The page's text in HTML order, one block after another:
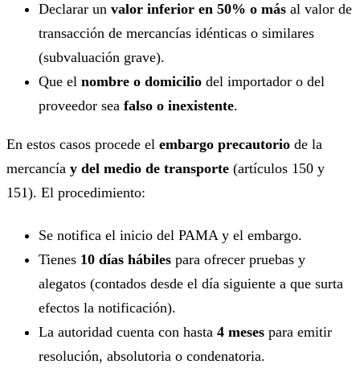
Declarar un valor inferior en 50% o más al valor de
transacción de mercancías idénticas o similares
(subvaluación grave).
Que el nombre o domicilio del importador o del
proveedor sea falso o inexistente.
En estos casos procede el embargo precautorio de la
mercancía y del medio de transporte (artículos 150 y
151). El procedimiento:
Se notifica el inicio del PAMA y el embargo.
Tienes 10 días hábiles para ofrecer pruebas y
alegatos (contados desde el día siguiente a que surta
efectos la notificación).
La autoridad cuenta con hasta 4 meses para emitir
resolución, absolutoria o condenatoria.